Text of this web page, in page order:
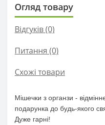
Огляд товару
Відгуків (0)
Питання (0)
Схожі товари
Мішечки з органзи -
подарунка до будь-якого
Дуже гарні!